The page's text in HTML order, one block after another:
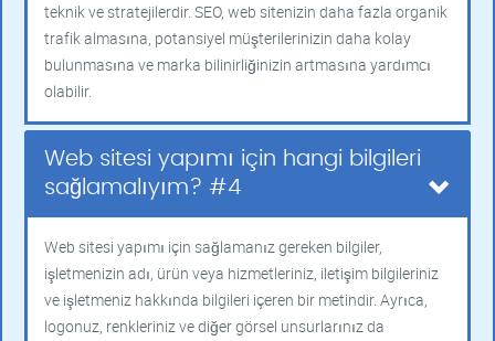
teknik ve stratejilerdir. SEO, web sitenizin daha fazla organik
trafik almasına, potansiyel müşterilerinizin daha kolay
bulunmasına ve marka bilinirliğinizin artmasına yardımcı
olabilir.
Web sitesi yapımı için hangi bilgileri
sağlamalıyım? #4
Web sitesi yapımı için sağlamanız gereken bilgiler,
işletmenizin adı, ürün veya hizmetleriniz, iletişim bilgileriniz
ve işletmeniz hakkında bilgileri içeren bir metindir. Ayrıca,
logonuz, renkleriniz ve diğer görsel unsurlarınız da